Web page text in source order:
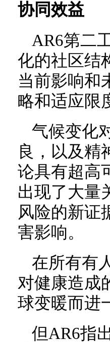
协同效益
AR6第二
化的社区结
当前影响和
略和适应限
气候变化
良，以及精
论具有超高
出现了大量
风险的新证
害影响。
在所有有
对健康造成
球变暖而进
但AR6指